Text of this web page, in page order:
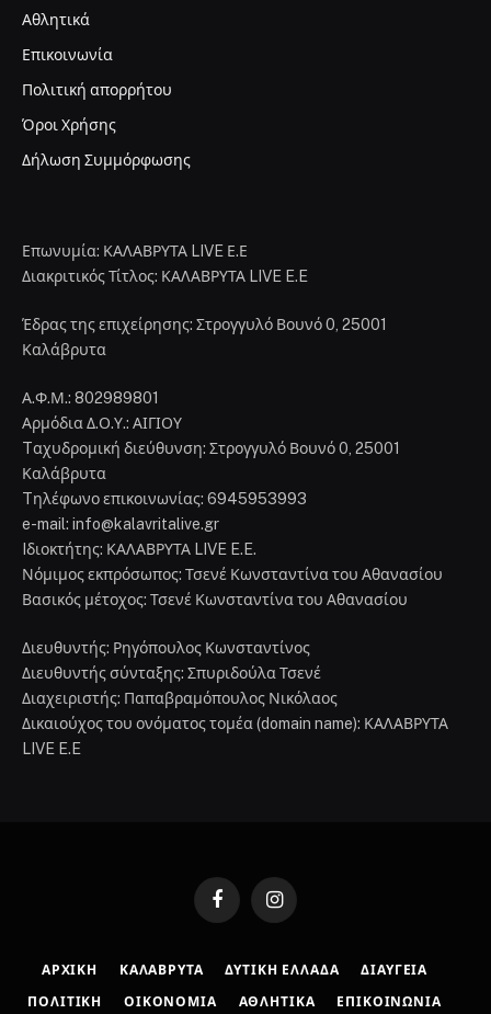
Αθλητικά
Επικοινωνία
Πολιτική απορρήτου
Όροι Χρήσης
Δήλωση Συμμόρφωσης
Επωνυμία: ΚΑΛΑΒΡΥΤΑ LIVE Ε.Ε
Διακριτικός Τίτλος: ΚΑΛΑΒΡΥΤΑ LIVE E.E
Έδρας της επιχείρησης: Στρογγυλό Βουνό 0, 25001
Καλάβρυτα
Α.Φ.Μ.: 802989801
Αρμόδια Δ.Ο.Υ.: ΑΙΓΙΟΥ
Tαχυδρομική διεύθυνση: Στρογγυλό Βουνό 0, 25001
Καλάβρυτα
Tηλέφωνο επικοινωνίας: 6945953993
e-mail: info@kalavritalive.gr
Iδιοκτήτης: ΚΑΛΑΒΡΥΤΑ LIVE E.E.
Νόμιμος εκπρόσωπος: Τσενέ Κωνσταντίνα του Αθανασίου
Βασικός μέτοχος: Τσενέ Κωνσταντίνα του Αθανασίου
Διευθυντής: Ρηγόπουλος Κωνσταντίνος
Διευθυντής σύνταξης: Σπυριδούλα Τσενέ
Διαχειριστής: Παπαβραμόπουλος Νικόλαος
Δικαιούχος του ονόματος τομέα (domain name): ΚΑΛΑΒΡΥΤΑ
LIVE E.E
FacebookInstagram
ΑΡΧΙΚΉ ΚΑΛΆΒΡΥΤΑ ΔΥΤΙΚΉ ΕΛΛΆΔΑ ΔΙΑΎΓΕΙΑ
ΠΟΛΙΤΙΚΉ ΟΙΚΟΝΟΜΊΑ ΑΘΛΗΤΙΚΆ ΕΠΙΚΟΙΝΩΝΊΑ